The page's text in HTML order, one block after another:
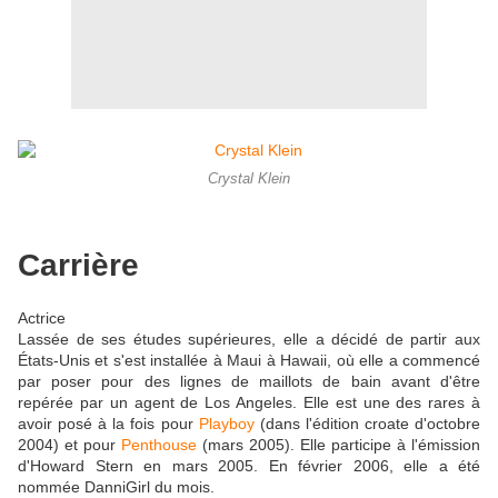
Crystal Klein
Carrière
Actrice
Lassée de ses études supérieures, elle a décidé de partir aux
États-Unis et s'est installée à Maui à Hawaii, où elle a commencé
par poser pour des lignes de maillots de bain avant d'être
repérée par un agent de Los Angeles. Elle est une des rares à
avoir posé à la fois pour Playboy(dans l'édition croate d'octobre
2004) et pour Penthouse (mars 2005). Elle participe à l'émission
d'Howard Stern en mars 2005. En février 2006, elle a été
nommée DanniGirl du mois.